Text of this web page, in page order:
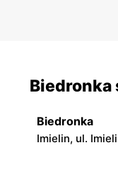
Biedronka
Biedronka
Imielin, ul.